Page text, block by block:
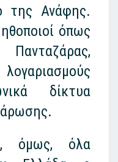
της Ανάφης.
όπως
δίκτυα
όμως, όλα